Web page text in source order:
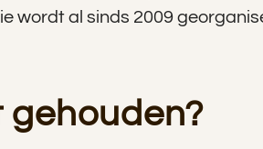
wordt al sinds 2009